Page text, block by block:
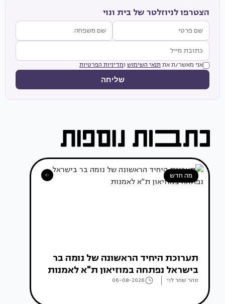
הצטרפו לניוזלטר של בית ונוי
אני מאשר/ת את תנאי השימוש ומדיניות הפרטיות
שליחה
מה חדש
תערוכת היחיד הראשונה של נומה בר
בישראל נפתחה במוזיאון ת"א לאמנות
זוהר שחר לוי 06-08-2026